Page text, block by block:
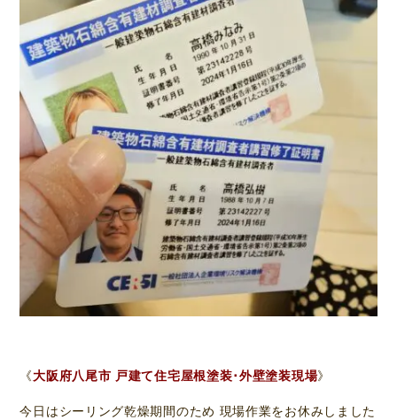
《大阪府八尾市 戸建て住宅屋根塗装･外壁塗装現場》
今日はシーリング乾燥期間のため 現場作業をお休みしました